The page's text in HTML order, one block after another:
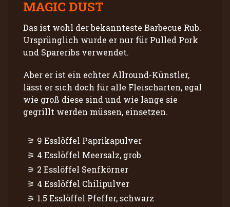
MAGIC DUST
Das ist wohl der bekannteste Barbecue Rub.
Ursprünglich wurde er nur für Pulled Pork
und Spareribs verwendet.
Aber er ist ein echter Allround-Künstler,
lässt er sich doch für alle Fleischarten, egal
wie groß diese sind und wie lange sie
gegrillt werden müssen, einsetzen.
9 Esslöffel Paprikapulver
4 Esslöffel Meersalz, grob
2 Esslöffel Senfkörner
4 Esslöffel Chilipulver
1.5 Esslöffel Pfeffer, schwarz